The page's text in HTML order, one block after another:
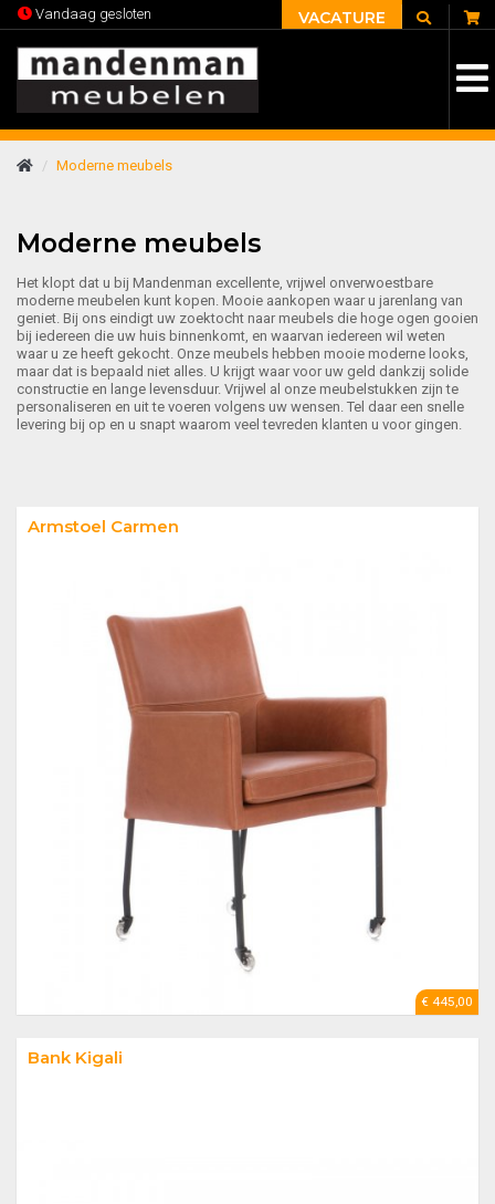
Vandaag gesloten VACATURE
Moderne meubels
Moderne meubels
Het klopt dat u bij Mandenman excellente, vrijwel onverwoestbare
moderne meubelen kunt kopen. Mooie aankopen waar u jarenlang van
geniet. Bij ons eindigt uw zoektocht naar meubels die hoge ogen gooien
bij iedereen die uw huis binnenkomt, en waarvan iedereen wil weten
waar u ze heeft gekocht. Onze meubels hebben mooie moderne looks,
maar dat is bepaald niet alles. U krijgt waar voor uw geld dankzij solide
constructie en lange levensduur. Vrijwel al onze meubelstukken zijn te
personaliseren en uit te voeren volgens uw wensen. Tel daar een snelle
levering bij op en u snapt waarom veel tevreden klanten u voor gingen.
Armstoel Carmen
€ 445,00
Bank Kigali